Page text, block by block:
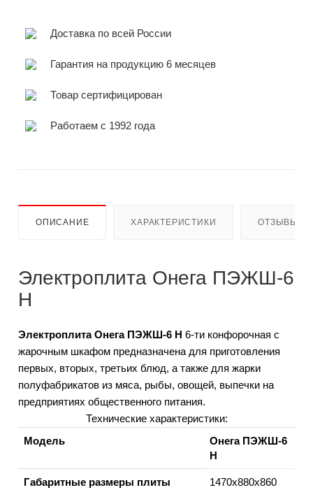
Доставка по всей России
Гарантия на продукцию 6 месяцев
Товар сертифицирован
Работаем с 1992 года
ОПИСАНИЕ ХАРАКТЕРИСТИКИ ОТЗЫВЫ
Электроплита Онега ПЭЖШ-6
Н
Электроплита Онега ПЭЖШ-6 Н 6-ти конфорочная с
жарочным шкафом предназначена для приготовления
первых, вторых, третьих блюд, а также для жарки
полуфабрикатов из мяса, рыбы, овощей, выпечки на
предприятиях общественного питания.
Технические характеристики:
Модель
Онега ПЭЖШ-6
Н
Габаритные размеры плиты 1470х880х860